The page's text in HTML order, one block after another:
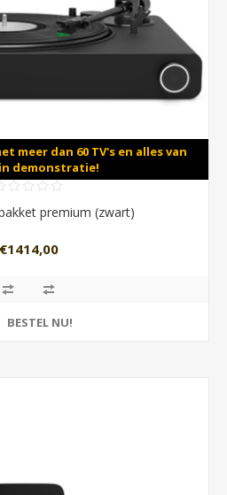
meer dan 60 TV's en alles van
demonstratie!
premium (zwart)
€1414,00
BESTEL NU!